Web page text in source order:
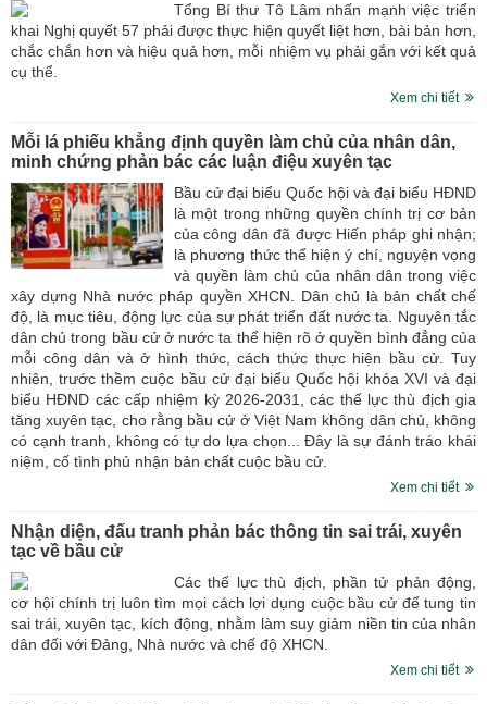
Tổng Bí thư Tô Lâm nhấn mạnh việc triển
khai Nghị quyết 57 phải được thực hiện quyết liệt hơn, bài bản hơn,
chắc chắn hơn và hiệu quả hơn, mỗi nhiệm vụ phải gắn với kết quả
cụ thể.
Xem chi tiết
Mỗi lá phiếu khẳng định quyền làm chủ của nhân dân,
minh chứng phản bác các luận điệu xuyên tạc
Bầu cử đại biểu Quốc hội và đại biểu HĐND
là một trong những quyền chính trị cơ bản
của công dân đã được Hiến pháp ghi nhận;
là phương thức thể hiện ý chí, nguyện vọng
và quyền làm chủ của nhân dân trong việc
xây dựng Nhà nước pháp quyền XHCN. Dân chủ là bản chất chế
độ, là mục tiêu, động lực của sự phát triển đất nước ta. Nguyên tắc
dân chủ trong bầu cử ở nước ta thể hiện rõ ở quyền bình đẳng của
mỗi công dân và ở hình thức, cách thức thực hiện bầu cử. Tuy
nhiên, trước thềm cuộc bầu cử đại biểu Quốc hội khóa XVI và đại
biểu HĐND các cấp nhiệm kỳ 2026-2031, các thế lực thù địch gia
tăng xuyên tạc, cho rằng bầu cử ở Việt Nam không dân chủ, không
có cạnh tranh, không có tự do lựa chọn... Đây là sự đánh tráo khái
niệm, cố tình phủ nhận bản chất cuộc bầu cử.
Xem chi tiết
Nhận diện, đấu tranh phản bác thông tin sai trái, xuyên
tạc về bầu cử
Các thế lực thù địch, phần tử phản động,
cơ hội chính trị luôn tìm mọi cách lợi dụng cuộc bầu cử để tung tin
sai trái, xuyên tạc, kích động, nhằm làm suy giảm niền tin của nhân
dân đối với Đảng, Nhà nước và chế độ XHCN.
Xem chi tiết